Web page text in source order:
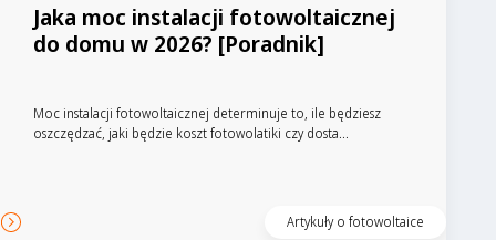
Jaka moc instalacji fotowoltaicznej
do domu w 2026? [Poradnik]
Moc instalacji fotowoltaicznej determinuje to, ile będziesz
oszczędzać, jaki będzie koszt fotowolatiki czy dosta...
Artykuły o fotowoltaice